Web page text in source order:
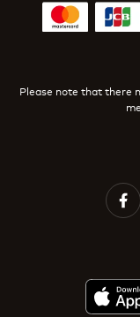
Please note that there